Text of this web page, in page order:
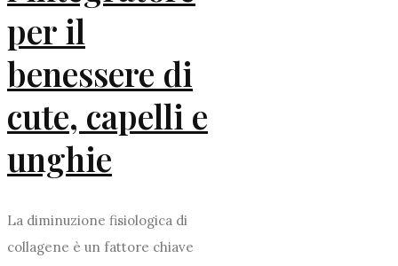
per il
benessere di
cute, capelli e
unghie
La diminuzione fisiologica di
collagene è un fattore chiave